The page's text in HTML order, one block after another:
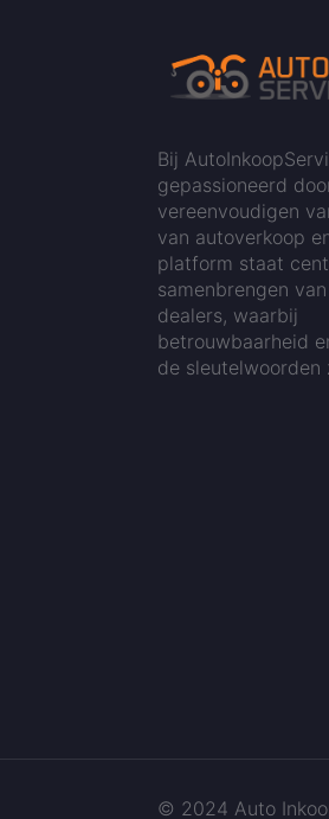
Bij
gepassioneerd
vereenvoudigen
van autoverkoop
platform staat
samenbrengen
dealers, waarbij
betrouwbaarheid
de sleutelwoorden
© 2024 Auto